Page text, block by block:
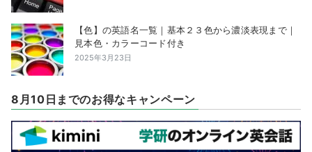
【色】の英語名一覧｜基本２３色から濃淡表現まで｜
見本色・カラーコード付き
2025年3月23日
8月10日までのお得なキャンペーン